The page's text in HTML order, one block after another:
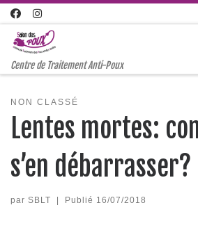
Passer au contenu
Centre de Traitement Anti-Poux
NON CLASSÉ
Lentes mortes:
s’en débarrasser?
par SBLT | Publié 16/07/2018